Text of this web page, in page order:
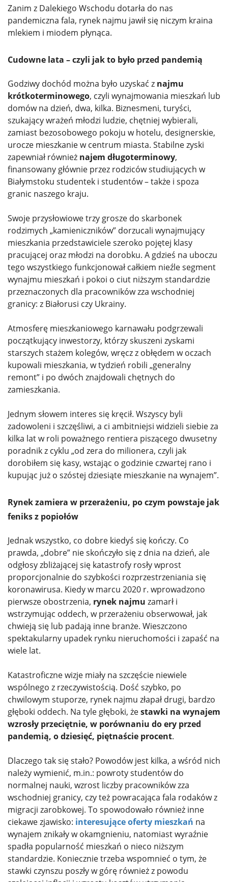
Zanim z Dalekiego Wschodu dotarła do nas
pandemiczna fala, rynek najmu jawił się niczym kraina
mlekiem i miodem płynąca.
Cudowne lata – czyli jak to było przed pandemią
Godziwy dochód można było uzyskać z najmu
krótkoterminowego, czyli wynajmowania mieszkań lub
domów na dzień, dwa, kilka. Biznesmeni, turyści,
szukający wrażeń młodzi ludzie, chętniej wybierali,
zamiast bezosobowego pokoju w hotelu, designerskie,
urocze mieszkanie w centrum miasta. Stabilne zyski
zapewniał również najem długoterminowy,
finansowany głównie przez rodziców studiujących w
Białymstoku studentek i studentów – także i spoza
granic naszego kraju.
Swoje przysłowiowe trzy grosze do skarbonek
rodzimych „kamieniczników” dorzucali wynajmujący
mieszkania przedstawiciele szeroko pojętej klasy
pracującej oraz młodzi na dorobku. A gdzieś na uboczu
tego wszystkiego funkcjonował całkiem nieźle segment
wynajmu mieszkań i pokoi o ciut niższym standardzie
przeznaczonych dla pracowników zza wschodniej
granicy: z Białorusi czy Ukrainy.
Atmosferę mieszkaniowego karnawału podgrzewali
początkujący inwestorzy, którzy skuszeni zyskami
starszych stażem kolegów, wręcz z obłędem w oczach
kupowali mieszkania, w tydzień robili „generalny
remont” i po dwóch znajdowali chętnych do
zamieszkania.
Jednym słowem interes się kręcił. Wszyscy byli
zadowoleni i szczęśliwi, a ci ambitniejsi widzieli siebie za
kilka lat w roli poważnego rentiera piszącego dwusetny
poradnik z cyklu „od zera do milionera, czyli jak
dorobiłem się kasy, wstając o godzinie czwartej rano i
kupując już o szóstej dziesiąte mieszkanie na wynajem”.
Rynek zamiera w przerażeniu, po czym powstaje jak
feniks z popiołów
Jednak wszystko, co dobre kiedyś się kończy. Co
prawda, „dobre” nie skończyło się z dnia na dzień, ale
odgłosy zbliżającej się katastrofy rosły wprost
proporcjonalnie do szybkości rozprzestrzeniania się
koronawirusa. Kiedy w marcu 2020 r. wprowadzono
pierwsze obostrzenia, rynek najmu zamarł i
wstrzymując oddech, w przerażeniu obserwował, jak
chwieją się lub padają inne branże. Wieszczono
spektakularny upadek rynku nieruchomości i zapaść na
wiele lat.
Katastroficzne wizje miały na szczęście niewiele
wspólnego z rzeczywistością. Dość szybko, po
chwilowym stuporze, rynek najmu złapał drugi, bardzo
głęboki oddech. Na tyle głęboki, żestawki na wynajem
wzrosły przeciętnie, w porównaniu do ery przed
pandemią, o dziesięć, piętnaście procent.
Dlaczego tak się stało? Powodów jest kilka, a wśród nich
należy wymienić, m.in.: powroty studentów do
normalnej nauki, wzrost liczby pracowników zza
wschodniej granicy, czy też powracająca fala rodaków z
migracji zarobkowej. To spowodowało również inne
ciekawe zjawisko: interesujące oferty mieszkań na
wynajem znikały w okamgnieniu, natomiast wyraźnie
spadła popularność mieszkań o nieco niższym
standardzie. Koniecznie trzeba wspomnieć o tym, że
stawki czynszu poszły w górę również z powodu